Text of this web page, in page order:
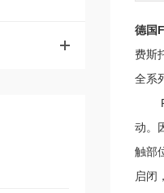
德国
费斯
全系
动。
触部
启闭